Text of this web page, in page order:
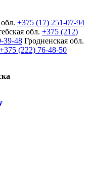
+375 (17) 251-07-94
обл. +375 (212)
39-48 Гродненская обл.
+375 (222) 76-48-50